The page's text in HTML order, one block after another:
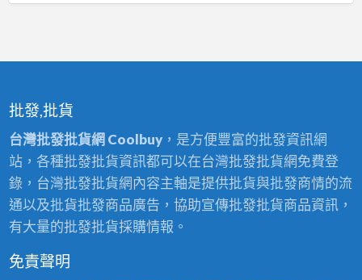
批發,批貨
台灣批發批貨網 Coolbuy，是方便豐富的批發資訊網
站，各種批發批貨資訊都可以在台灣批發批貨網免費登
錄，台灣批發批貨網內容主軸是提供批貨與批發商情的流
通以及批貨批發商品廣告，協助宣傳批發批貨商品資訊，
有大量的批發批貨採購情報。
免責聲明